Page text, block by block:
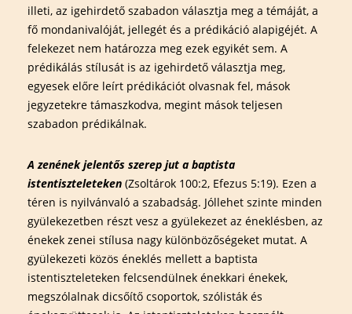
illeti, az igehirdető szabadon választja meg a témáját, a
fő mondanivalóját, jellegét és a prédikáció alapigéjét. A
felekezet nem határozza meg ezek egyikét sem. A
prédikálás stílusát is az igehirdető választja meg,
egyesek előre leírt prédikációt olvasnak fel, mások
jegyzetekre támaszkodva, megint mások teljesen
szabadon prédikálnak.
A zenének jelentős szerep jut a baptista
istentiszteleteken (Zsoltárok 100:2, Efezus 5:19). Ezen a
téren is nyilvánvaló a szabadság. Jóllehet szinte minden
gyülekezetben részt vesz a gyülekezet az éneklésben, az
énekek zenei stílusa nagy különbözőségeket mutat. A
gyülekezeti közös éneklés mellett a baptista
istentiszteleteken felcsendülnek énekkari énekek,
megszólalnak dicsőítő csoportok, szólisták és